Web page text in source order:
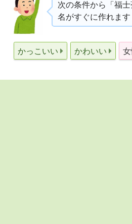
次の条件から「福
名がすぐに作れます
かっこいい かわいい